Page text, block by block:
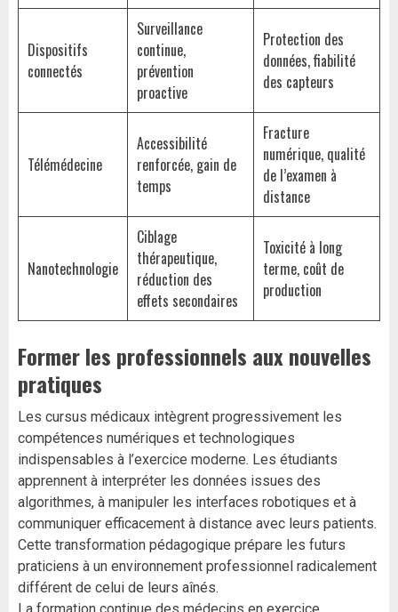
Dispositifs
connectés
Surveillance
continue,
prévention
proactive
Protection des
données, fiabilité
des capteurs
Télémédecine
Accessibilité
renforcée, gain de
temps
Fracture
numérique, qualité
de l’examen à
distance
Nanotechnologie
Ciblage
thérapeutique,
réduction des
effets secondaires
Toxicité à long
terme, coût de
production
Former les professionnels aux nouvelles
pratiques
Les cursus médicaux intègrent progressivement les
compétences numériques et technologiques
indispensables à l’exercice moderne. Les étudiants
apprennent à interpréter les données issues des
algorithmes, à manipuler les interfaces robotiques et à
communiquer efficacement à distance avec leurs patients.
Cette transformation pédagogique prépare les futurs
praticiens à un environnement professionnel radicalement
différent de celui de leurs aînés.